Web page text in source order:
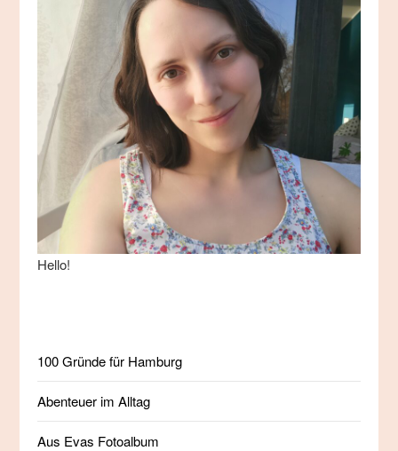
Hello!
100 Gründe für Hamburg
Abenteuer im Alltag
Aus Evas Fotoalbum